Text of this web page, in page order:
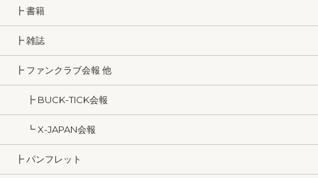
┣ 書籍
┣ 雑誌
┣ ファンクラブ会報 他
┣ BUCK-TICK会報
┗ X-JAPAN会報
┣ パンフレット